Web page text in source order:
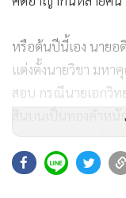
หรือต้นปีนี้เอง นายอ
เเต่งตั้งนายวิชา มห
สอบ กรณีนายเอกวิท
สินบนเป็นทองคำหนั
พล.ต.อ.สุรเชษฐ์ หัก